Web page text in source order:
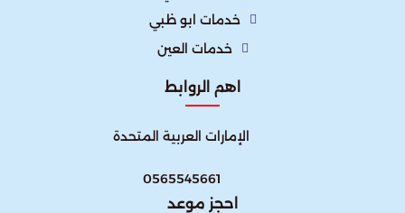
خدمات ابو ظبي
خدمات العين
اهم الروابط
الإمارات العربية المتحدة​
0565545661
احجز موعد